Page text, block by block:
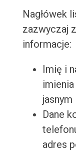
Nagłówek
zazwyczaj
informacje:
Imię i
Dane
adres